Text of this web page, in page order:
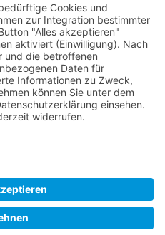
und Tauchreisen.
WEBandWIRE Internet- und
WEBandWIRE Internet- und EDV-